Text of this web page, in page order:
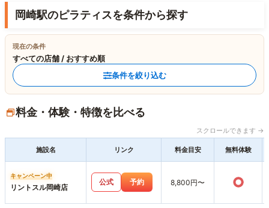
岡崎駅のピラティスを条件から探す
現在の条件
すべての店舗 / おすすめ順
条件を絞り込む
料金・体験・特徴を比べる
スクロールできます →
施設名 リンク 料金目安 無料体験
キャンペーン中
リントスル岡崎店
公式 予約 8,800円〜 ○